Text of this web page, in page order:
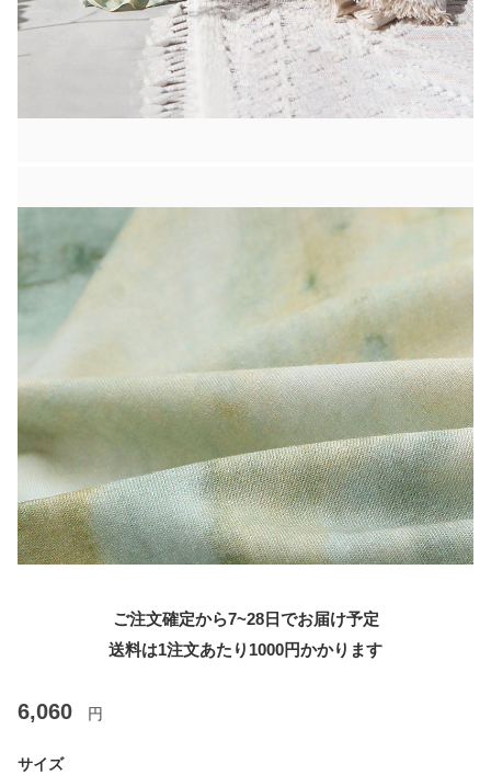
ご注文確定から7~28日でお届け予定
送料は1注文あたり 1000円かかります
6,060 円
サイズ